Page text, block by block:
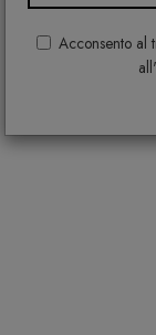
Acconsento al